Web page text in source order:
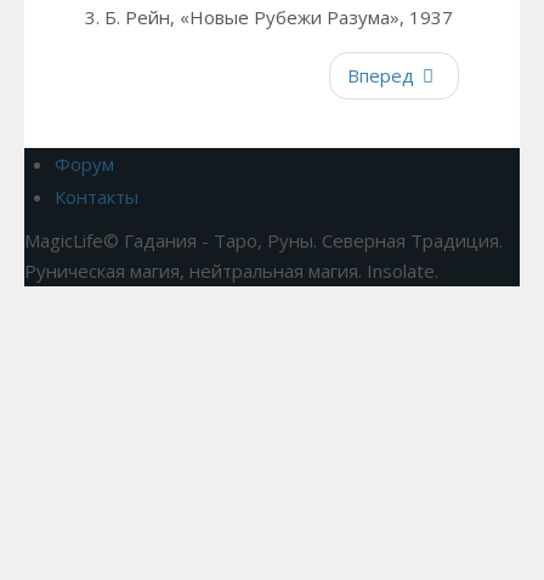
3. Б. Рейн, «Новые Рубежи Разума», 1937
Вперед
Форум
Контакты
MagicLife© Гадания - Таро, Руны. Северная Традиция.
Руническая магия, нейтральная магия. Insolate.